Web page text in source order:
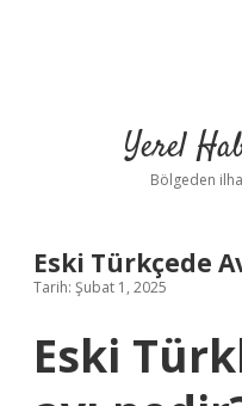
Yerel
Bölgeden
Eski Türkçede
Tarih: Şubat 1, 2025
Eski